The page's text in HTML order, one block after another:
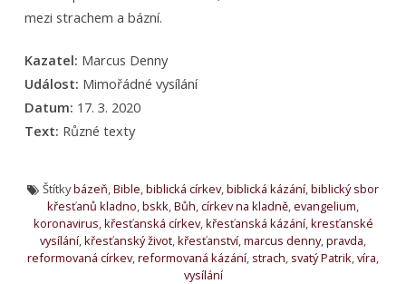
mezi strachem a bázní.
Kazatel: Marcus Denny
Událost: Mimořádné vysílání
Datum: 17. 3. 2020
Text: Různé texty
Štítkybázeň,Bible,biblická církev,biblická kázání,biblický sbor
křesťanů kladno,bskk,Bůh,církev na kladně,evangelium,
koronavirus,křesťanská církev,křesťanská kázání,kresťanské
vysílání,křesťanský život,křesťanství,marcus denny,pravda,
reformovaná církev,reformovaná kázání, strach, svatý Patrik,víra,
vysílání